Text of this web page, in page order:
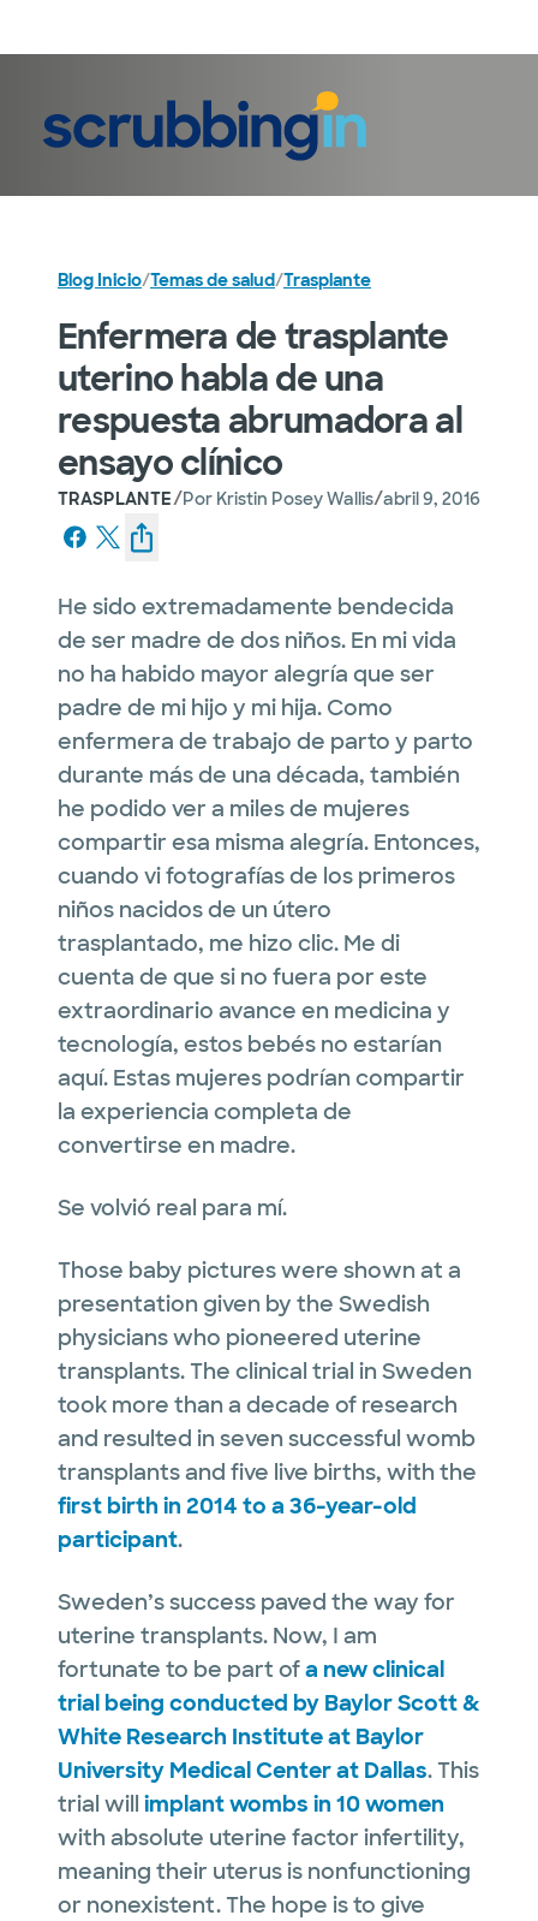
Blog Inicio/Temas de salud/Trasplante
Enfermera de trasplante
uterino habla de una
respuesta abrumadora al
ensayo clínico
TRASPLANTE/Por Kristin Posey Wallis/abril 9, 2016
He sido extremadamente bendecida
de ser madre de dos niños. En mi vida
no ha habido mayor alegría que ser
padre de mi hijo y mi hija. Como
enfermera de trabajo de parto y parto
durante más de una década, también
he podido ver a miles de mujeres
compartir esa misma alegría. Entonces,
cuando vi fotografías de los primeros
niños nacidos de un útero
trasplantado, me hizo clic. Me di
cuenta de que si no fuera por este
extraordinario avance en medicina y
tecnología, estos bebés no estarían
aquí. Estas mujeres podrían compartir
la experiencia completa de
convertirse en madre.
Se volvió real para mí.
Those baby pictures were shown at a
presentation given by the Swedish
physicians who pioneered uterine
transplants. The clinical trial in Sweden
took more than a decade of research
and resulted in seven successful womb
transplants and five live births, with the
first birth in 2014 to a 36-year-old
participant.
Sweden’s success paved the way for
uterine transplants. Now, I am
fortunate to be part ofa new clinical
trial being conducted by Baylor Scott &
White Research Institute at Baylor
University Medical Center at Dallas. This
trial will implant wombs in 10 women
with absolute uterine factor infertility,
meaning their uterus is nonfunctioning
or nonexistent. The hope is to give